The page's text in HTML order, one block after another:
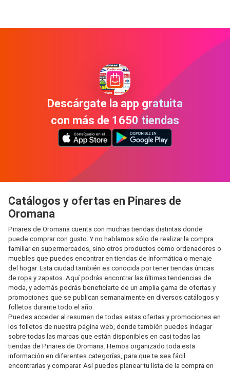
Descárgate la app gratuita
con más de 1650 tiendas
Catálogos y ofertas en Pinares de
Oromana
Pinares de Oromana cuenta con muchas tiendas distintas donde
puede comprar con gusto. Y no hablamos sólo de realizar la compra
familiar en supermercados, sino otros productos como ordenadores o
muebles que puedes encontrar en tiendas de informática o menaje
del hogar. Esta ciudad también es conocida por tener tiendas únicas
de ropa y zapatos. Aquí podrás encontrar las últimas tendencias de
moda, y además podrás beneficiarte de un amplia gama de ofertas y
promociones que se publican semanalmente en diversos catálogos y
folletos durante todo el año.
Puedes acceder al resumen de todas estas ofertas y promociones en
los folletos de nuestra página web, donde también puedes indagar
sobre todas las marcas que están disponibles en casi todas las
tiendas de Pinares de Oromana. Hemos organizado toda esta
información en diferentes categorías, para que te sea fácil
encontrarlas y comparar. Así puedes planear tu lista de la compra en